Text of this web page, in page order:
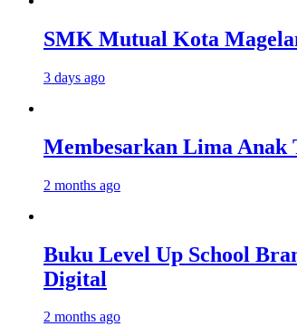
SMK Mutual Kota
3 days ago
Membesarkan Lima Anak
2 months ago
Buku Level Up School
Digital
2 months ago